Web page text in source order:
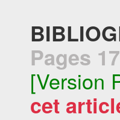
Pages
[Version
cet